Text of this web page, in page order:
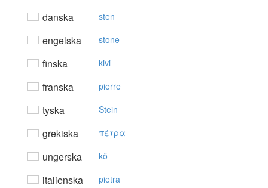
danska
sten
engelska stone
finska kivi
franska pierre
tyska Stein
grekiska πέτρα
ungerska kő
italienska pietra